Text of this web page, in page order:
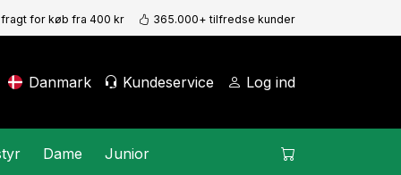
fragt for køb fra 400 kr 365.000+ tilfredse kunder
Danmark Kundeservice Log ind
Dame Junior